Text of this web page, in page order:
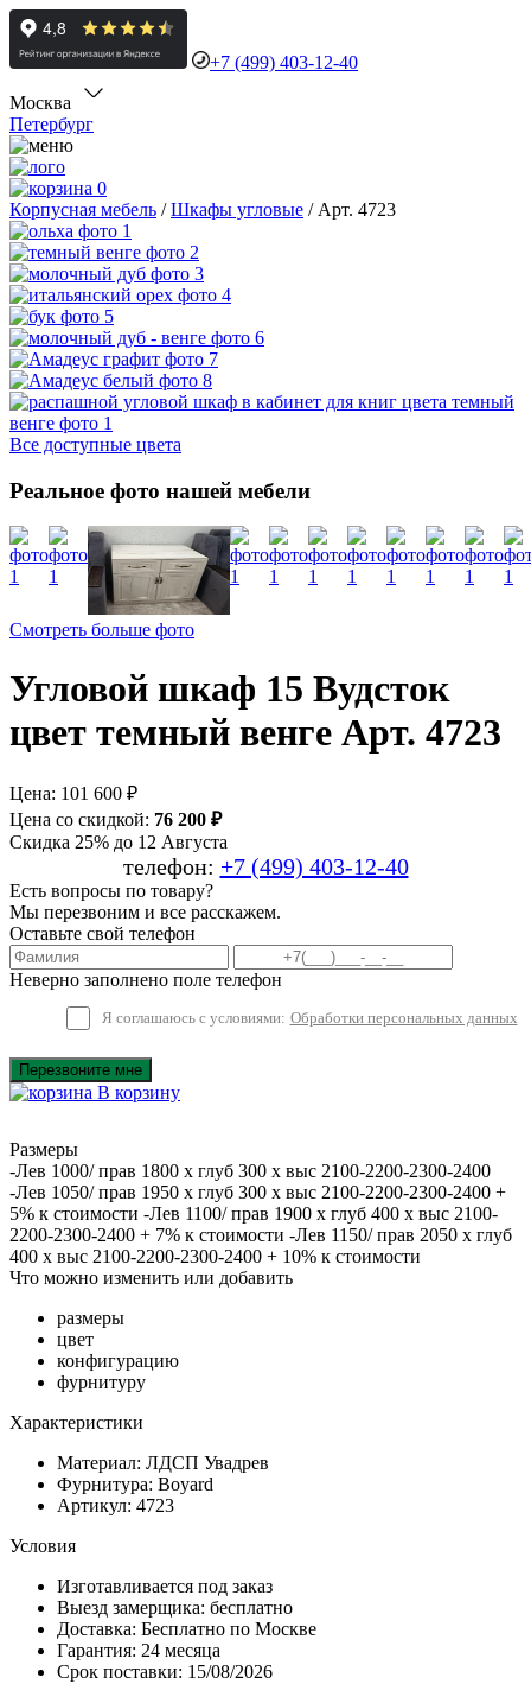
+7 (499) 403-12-40
Москва
Петербург
0
Корпусная мебель /Шкафы угловые / Арт. 4723
Все доступные цвета
Реальное фото нашей мебели
Смотреть больше фото
Угловой шкаф 15 Вудсток
цвет темный венге Арт. 4723
Цена: 101 600 ₽
Цена со скидкой: 76 200 ₽
Скидка 25% до 12 Августа
телефон: +7 (499) 403-12-40
Есть вопросы по товару?
Мы перезвоним и все расскажем.
Оставьте свой телефон
Неверно заполнено поле телефон
Я соглашаюсь с условиями: Обработки персональных данных
Перезвоните мне
В корзину
Размеры
-Лев 1000/ прав 1800 х глуб 300 х выс 2100-2200-2300-2400
-Лев 1050/ прав 1950 х глуб 300 х выс 2100-2200-2300-2400 +
5% к стоимости -Лев 1100/ прав 1900 х глуб 400 х выс 2100-
2200-2300-2400 + 7% к стоимости -Лев 1150/ прав 2050 х глуб
400 х выс 2100-2200-2300-2400 + 10% к стоимости
Что можно изменить или добавить
размеры
цвет
конфигурацию
фурнитуру
Характеристики
Материал: ЛДСП Увадрев
Фурнитура: Boyard
Артикул: 4723
Условия
Изготавливается под заказ
Выезд замерщика: бесплатно
Доставка: Бесплатно по Москве
Гарантия: 24 месяца
Срок поставки: 15/08/2026